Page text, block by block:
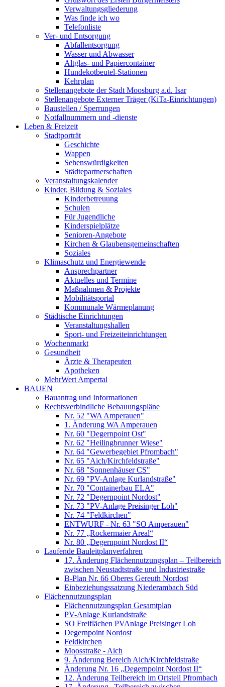
Verwaltungsgliederung
Was finde ich wo
Telefonliste
Ver- und Entsorgung
Abfallentsorgung
Wasser und Abwasser
Altglas- und Papiercontainer
Hundekotbeutel-Stationen
Kehrplan
Stellenangebote der Stadt Moosburg a.d. Isar
Stellenangebote Externer Träger (KiTa-Einrichtungen)
Baustellen / Sperrungen
Notfallnummern und -dienste
Leben & Freizeit
Stadtporträt
Geschichte
Wappen
Sehenswürdigkeiten
Städtepartnerschaften
Veranstaltungskalender
Kinder, Bildung & Soziales
Kinderbetreuung
Schulen
Für Jugendliche
Kinderspielplätze
Senioren-Angebote
Kirchen & Glaubensgemeinschaften
Soziales
Klimaschutz und Energiewende
Ansprechpartner
Aktuelles und Termine
Maßnahmen & Projekte
Mobilitätsportal
Kommunale Wärmeplanung
Städtische Einrichtungen
Veranstaltungshallen
Sport- und Freizeiteinrichtungen
Wochenmarkt
Gesundheit
Ärzte & Therapeuten
Apotheken
MehrWert Ampertal
BAUEN
Bauantrag und Informationen
Rechtsverbindliche Bebauungspläne
Nr. 52 "WA Amperauen"
1. Änderung WA Amperauen
Nr. 60 "Degernpoint Ost"
Nr. 62 "Heilingbrunner Wiese"
Nr. 64 "Gewerbegebiet Pfrombach"
Nr. 65 "Aich/Kirchfeldstraße"
Nr. 68 "Sonnenhäuser CS"
Nr. 69 "PV-Anlage Kurlandstraße"
Nr. 70 "Containerbau ELA"
Nr. 72 "Degernpoint Nordost"
Nr. 73 "PV-Anlage Preisinger Loh"
Nr. 74 "Feldkirchen"
ENTWURF - Nr. 63 "SO Amperauen"
Nr. 77 „Rockermaier Areal“
Nr. 80 „Degernpoint Nordost II“
Laufende Bauleitplanverfahren
17. Änderung Flächennutzungsplan – Teilbereich
zwischen Neustadtstraße und Industriestraße
B-Plan Nr. 66 Oberes Gereuth Nordost
Einbeziehungssatzung Niederambach Süd
Flächennutzungsplan
Flächennutzungsplan Gesamtplan
PV-Anlage Kurlandstraße
SO Freiflächen PV­Anlage Preisinger Loh
Degernpoint Nordost
Feldkirchen
Moosstraße - Aich
9. Änderung Bereich Aich/Kirchfeldstraße
Änderung Nr. 16 „Degernpoint Nordost II“
12. Änderung Teilbereich im Ortsteil Pfrombach